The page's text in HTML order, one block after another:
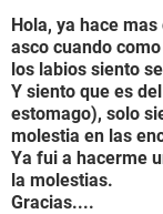
BIENESTAR
SEXUALIDAD
GLOSARIO
Hola, ya hace
asco cuando
los labios siento
Y siento que es
estomago), solo
molestia en las
Ya fui a hacerme
la molestias.
Gracias....